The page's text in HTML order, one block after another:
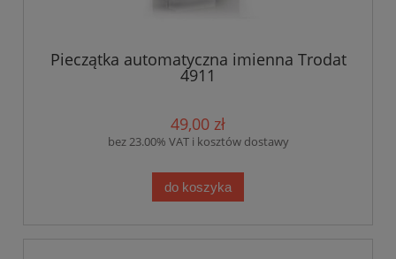
Pieczątka automatyczna imienna Trodat
4911
49,00 zł
bez 23.00% VAT i kosztów dostawy
do koszyka